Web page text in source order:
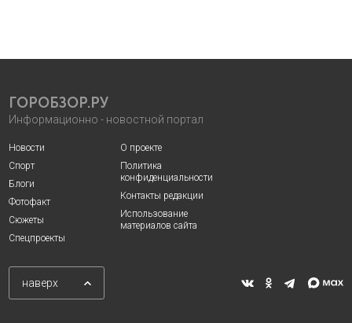
ГОРОБЗОР.РУ
Информационно - новостной портал
Новости
Спорт
Блоги
Фотофакт
Сюжеты
Спецпроекты
О проекте
Политика
конфиденциальности
Контакты редакции
Использование
материалов сайта
наверх